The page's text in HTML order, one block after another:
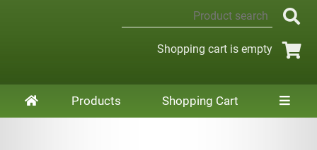
Shopping cart is empty
Products Shopping Cart